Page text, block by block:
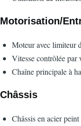
Motorisation/
Moteur avec limiteur
Vitesse contrôlée par
Chaîne principale à
Châssis
Châssis en acier